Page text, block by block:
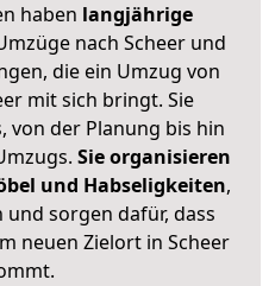
haben langjährige
nach Scheer und
die ein Umzug von
mit sich bringt. Sie
von der Planung bis hin
Sie organisieren
und Habseligkeiten,
und sorgen dafür, dass
neuen Zielort in Scheer